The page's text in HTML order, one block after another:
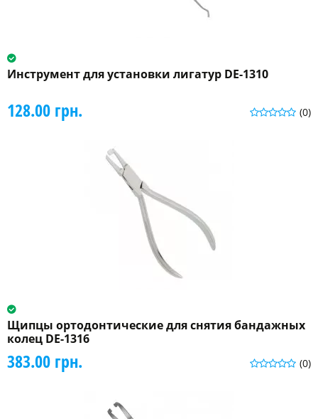
Инструмент для установки лигатур DE-1310
(0)
128.00 грн.
Щипцы ортодонтические для снятия бандажных
колец DE-1316
(0)
383.00 грн.